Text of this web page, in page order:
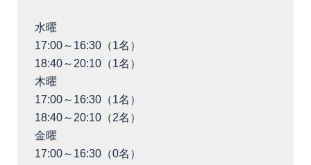
水曜
17:00～16:30（1名）
18:40～20:10（1名）
木曜
17:00～16:30（1名）
18:40～20:10（2名）
金曜
17:00～16:30（0名）